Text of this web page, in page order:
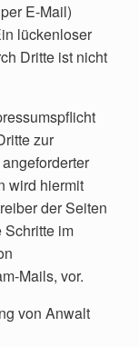
E-Mail)
lückenloser
Dritte ist nicht
zur
wird hiermit
der Seiten
im
Mails, vor.
von Anwalt